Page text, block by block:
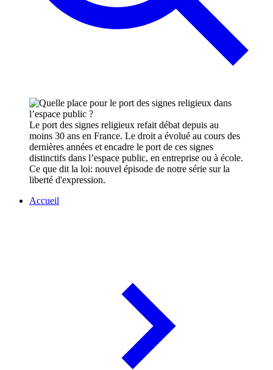
Le port des signes religieux refait débat depuis au
moins 30 ans en France. Le droit a évolué au cours des
dernières années et encadre le port de ces signes
distinctifs dans l’espace public, en entreprise ou à école.
Ce que dit la loi: nouvel épisode de notre série sur la
liberté d'expression.
Accueil